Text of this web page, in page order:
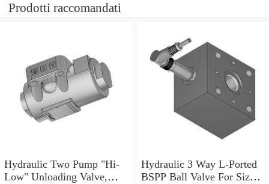
Prodotti raccomandati
Hydraulic Two Pump "Hi-
Low" Unloading Valve,
Hydraulic 3 Way L-Ported
BSPP Ball Valve For Sizes